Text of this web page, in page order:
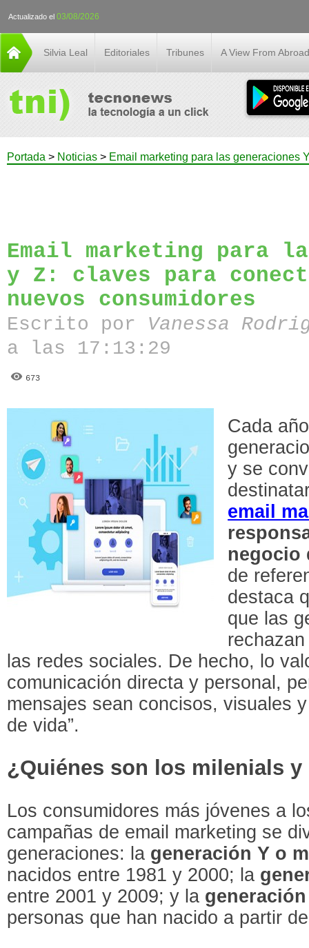
Actualizado el 03/08/2026
Silvia Leal Editoriales Tribunes A View From Abroad
Portada > Noticias > Email marketing para las generaciones
Email marketing para
y Z: claves para
nuevos consumidores
Escrito por Vanessa
a las 17:13:29
673
Cada
y se
email
negocio
de
destaca
que las
las redes sociales. De hecho, lo
comunicación directa y personal,
mensajes sean concisos, visuales
de vida”.
¿Quiénes son los milenials y
Los consumidores más jóvenes a
campañas de email marketing se
generaciones: la generación Y o
nacidos entre 1981 y 2000; la
entre 2001 y 2009; y la
personas que han nacido a partir